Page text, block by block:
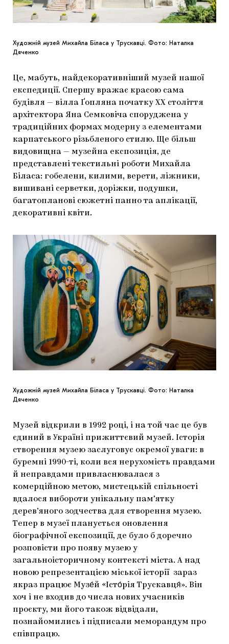
Художній музей Михайла Біласа у Трускавці. Фото: Наталка
Дяченко
Це, мабуть, найдекоративніший музей нашої
експедиції. Спершу вражає красою сама
будівля — вілла Ґопляна початку ХХ століття
архітектора Яна Семковіча споруджена у
традиційних формах модерну з елементами
карпатського різьбленого стилю. Ще більш
видовищна — музейна експозиція, де
представлені текстильні роботи Михайла
Біласа: гобелени, килими, верети, ліжники,
вишивані серветки, доріжки, подушки,
багатопланові сюжетні панно та аплікації,
декоративні квіти.
Художній музей Михайла Біласа у Трускавці. Фото: Наталка
Дяченко
Музей відкрили в 1992 році, і на той час це був
єдиний в Україні прижиттєвий музей. Історія
створення музею заслуговує окремої уваги: в
буремні 1990-ті, коли вся нерухомість правдами
й неправдами привласнювалася з
комерційною метою, мистецькій спільності
вдалося вибороти унікальну пам’ятку
дерев’яного зодчества для створення музею.
Тепер в музеї планується оновлення
біографічної експозиції, де було б доречно
розповісти про появу музею у
загальноісторичному контексті міста. А над
новою репрезентацією міської історії зараз
якраз працює Музе́й «Істо́рія Трускавця́». Він
хоч і не входив до числа нових учасників
проєкту, ми його також відвідали,
познайомились і підписали меморандум про
співпрацю.